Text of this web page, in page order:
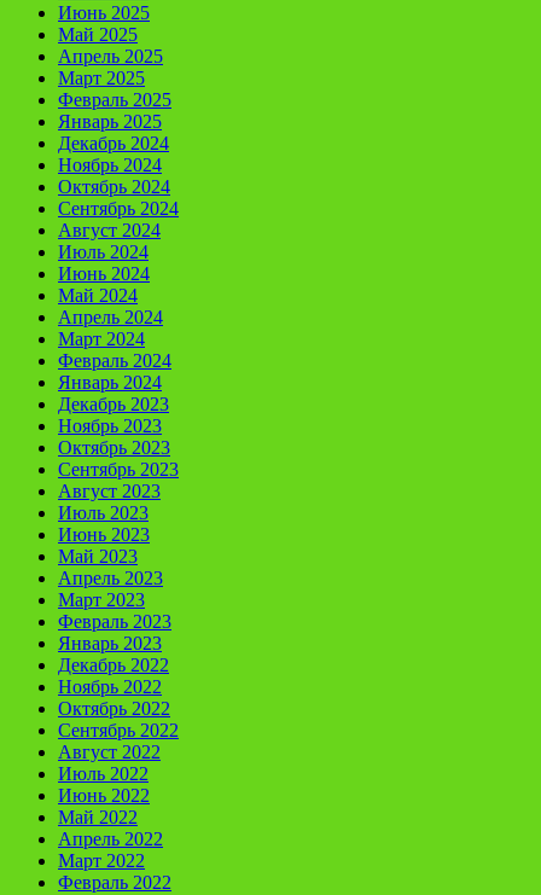
Июнь 2025
Май 2025
Апрель 2025
Март 2025
Февраль 2025
Январь 2025
Декабрь 2024
Ноябрь 2024
Октябрь 2024
Сентябрь 2024
Август 2024
Июль 2024
Июнь 2024
Май 2024
Апрель 2024
Март 2024
Февраль 2024
Январь 2024
Декабрь 2023
Ноябрь 2023
Октябрь 2023
Сентябрь 2023
Август 2023
Июль 2023
Июнь 2023
Май 2023
Апрель 2023
Март 2023
Февраль 2023
Январь 2023
Декабрь 2022
Ноябрь 2022
Октябрь 2022
Сентябрь 2022
Август 2022
Июль 2022
Июнь 2022
Май 2022
Апрель 2022
Март 2022
Февраль 2022